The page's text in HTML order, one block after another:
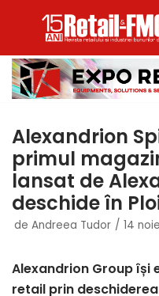
la
conținut
Alexandrion
primul
lansat de
deschide în
de Andreea Tudor 14
Alexandrion Groupîși
retail prin